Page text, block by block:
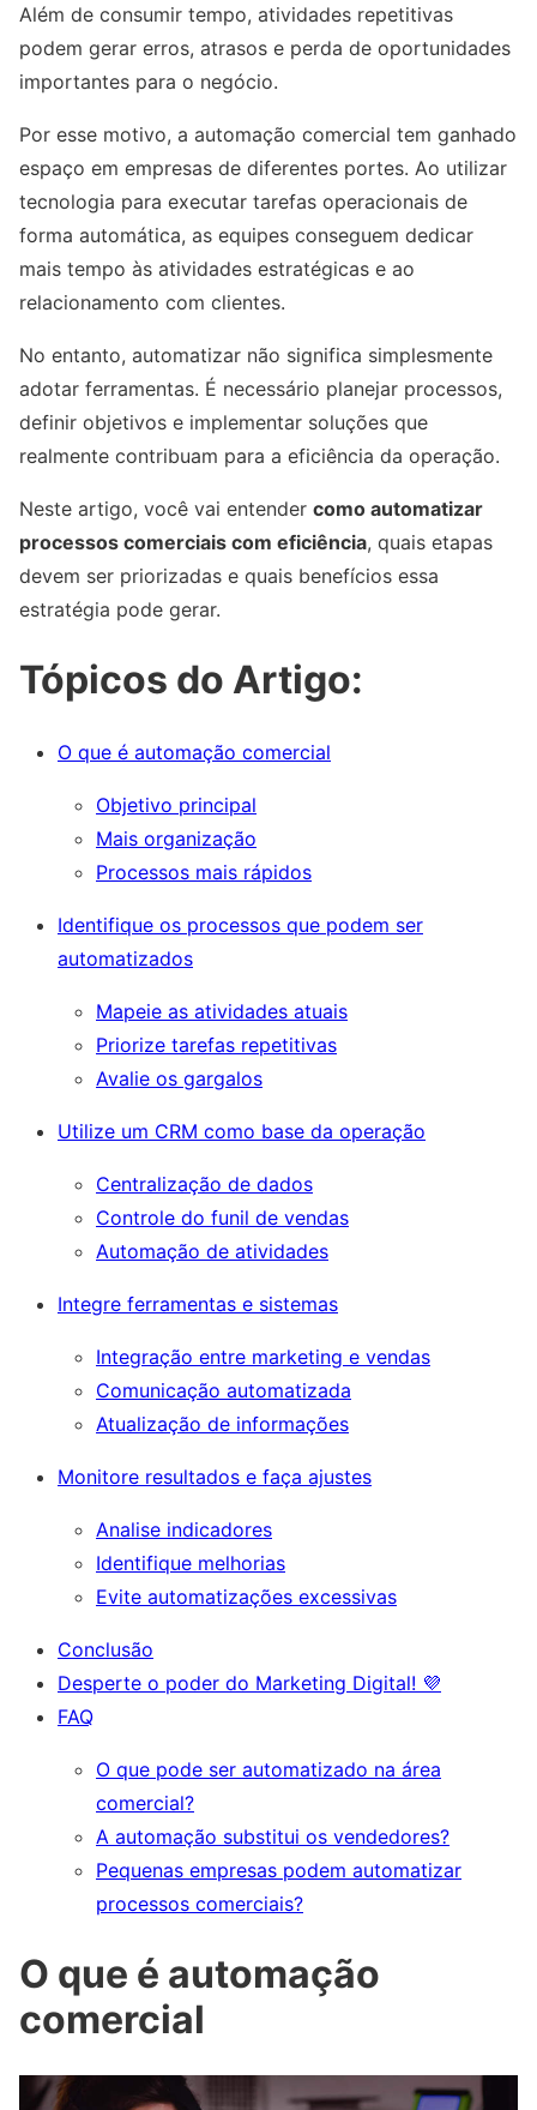
Além de consumir tempo, atividades repetitivas
podem gerar erros, atrasos e perda de oportunidades
importantes para o negócio.
Por esse motivo, a automação comercial tem ganhado
espaço em empresas de diferentes portes. Ao utilizar
tecnologia para executar tarefas operacionais de
forma automática, as equipes conseguem dedicar
mais tempo às atividades estratégicas e ao
relacionamento com clientes.
No entanto, automatizar não significa simplesmente
adotar ferramentas. É necessário planejar processos,
definir objetivos e implementar soluções que
realmente contribuam para a eficiência da operação.
Neste artigo, você vai entender como automatizar
processos comerciais com eficiência, quais etapas
devem ser priorizadas e quais benefícios essa
estratégia pode gerar.
Tópicos do Artigo:
O que é automação comercial
Objetivo principal
Mais organização
Processos mais rápidos
Identifique os processos que podem ser
automatizados
Mapeie as atividades atuais
Priorize tarefas repetitivas
Avalie os gargalos
Utilize um CRM como base da operação
Centralização de dados
Controle do funil de vendas
Automação de atividades
Integre ferramentas e sistemas
Integração entre marketing e vendas
Comunicação automatizada
Atualização de informações
Monitore resultados e faça ajustes
Analise indicadores
Identifique melhorias
Evite automatizações excessivas
Conclusão
Desperte o poder do Marketing Digital! 💜
FAQ
O que pode ser automatizado na área
comercial?
A automação substitui os vendedores?
Pequenas empresas podem automatizar
processos comerciais?
O que é automação
comercial